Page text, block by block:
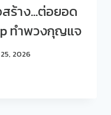
ร้าง…ต่อยอด
ทำพวงกุญแจ
2026